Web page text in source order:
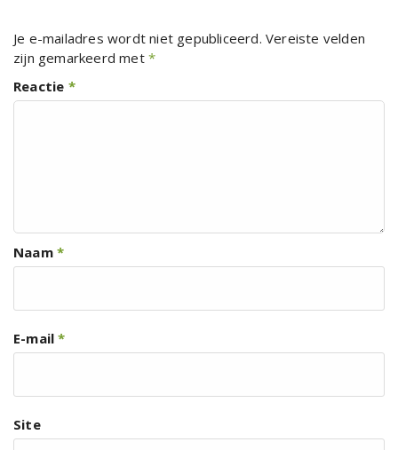
Je e-mailadres wordt niet gepubliceerd. Vereiste velden
zijn gemarkeerd met *
Reactie *
Naam *
E-mail*
Site